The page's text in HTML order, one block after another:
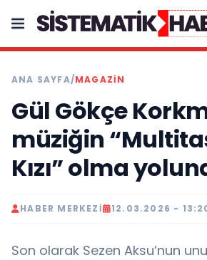
ANA SAYFA/MAGAZİN
Gül Gökçe
müziğin
Kızı” olma
HABER MERKEZI 12.03.2026 -
Son olarak Sezen Aksu’nun